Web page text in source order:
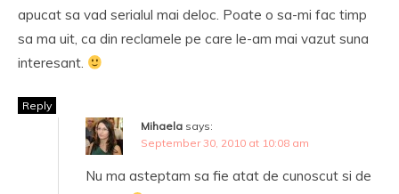
apucat sa vad serialul mai deloc. Poate o sa-mi fac timp
sa ma uit, ca din reclamele pe care le-am mai vazut suna
interesant.
Reply
Mihaela says:
September 30, 2010 at 10:08 am
Nu ma asteptam sa fie atat de cunoscut si de